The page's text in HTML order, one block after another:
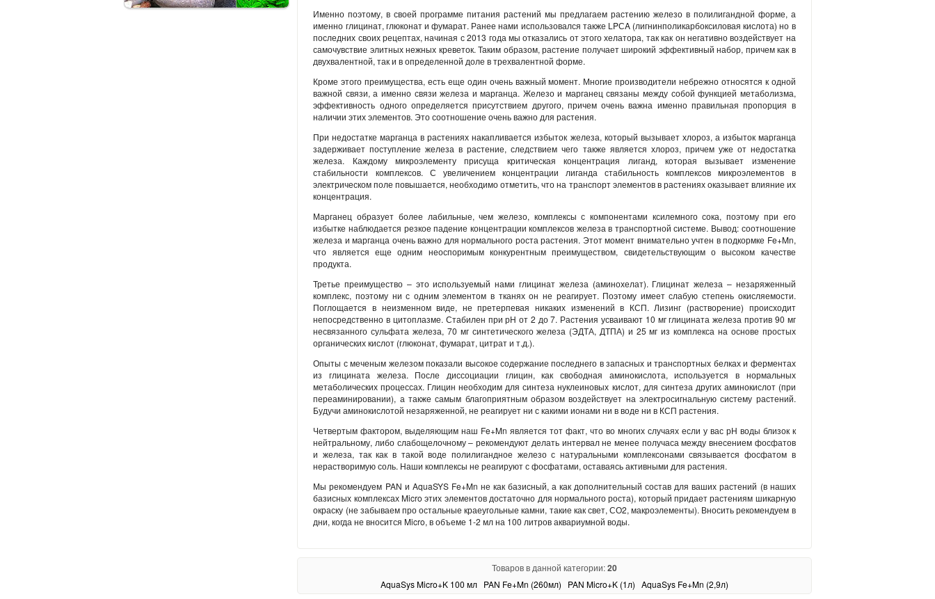
Именно поэтому, в своей программе питания растений мы предлагаем растению железо в полилигандной форме, а
именно глицинат, глюконат и фумарат. Ранее нами использовался также LPСA (лигнинполикарбоксиловая кислота) но в
последних своих рецептах, начиная с 2013 года мы отказались от этого хелатора, так как он негативно воздействует на
самочувствие элитных нежных креветок. Таким образом, растение получает широкий эффективный набор, причем как в
двухвалентной, так и в определенной доле в трехвалентной форме.
Кроме этого преимущества, есть еще один очень важный момент. Многие производители небрежно относятся к одной
важной связи, а именно связи железа и марганца. Железо и марганец связаны между собой функцией метаболизма,
эффективность одного определяется присутствием другого, причем очень важна именно правильная пропорция в
наличии этих элементов. Это соотношение очень важно для растения.
При недостатке марганца в растениях накапливается избыток железа, который вызывает хлороз, а избыток марганца
задерживает поступление железа в растение, следствием чего также является хлороз, причем уже от недостатка
железа. Каждому микроэлементу присуща критическая концентрация лиганд, которая вызывает изменение
стабильности комплексов. С увеличением концентрации лиганда стабильность комплексов микроэлементов в
электрическом поле повышается, необходимо отметить, что на транспорт элементов в растениях оказывает влияние их
концентрация.
Марганец образует более лабильные, чем железо, комплексы с компонентами ксилемного сока, поэтому при его
избытке наблюдается резкое падение концентрации комплексов железа в транспортной системе. Вывод: соотношение
железа и марганца очень важно для нормального роста растения. Этот момент внимательно учтен в подкормке Fe+Mn,
что является еще одним неоспоримым конкурентным преимуществом, свидетельствующим о высоком качестве
продукта.
Третье преимущество – это используемый нами глицинат железа (аминохелат). Глицинат железа – незаряженный
комплекс, поэтому ни с одним элементом в тканях он не реагирует. Поэтому имеет слабую степень окисляемости.
Поглощается в неизменном виде, не претерпевая никаких изменений в КСП. Лизинг (растворение) происходит
непосредственно в цитоплазме. Стабилен при рН от 2 до 7. Растения усваивают 10 мг глицината железа против 90 мг
несвязанного сульфата железа, 70 мг синтетического железа (ЭДТА, ДТПА) и 25 мг из комплекса на основе простых
органических кислот (глюконат, фумарат, цитрат и т.д.).
Опыты с меченым железом показали высокое содержание последнего в запасных и транспортных белках и ферментах
из глицината железа. После диссоциации глицин, как свободная аминокислота, используется в нормальных
метаболических процессах. Глицин необходим для синтеза нуклеиновых кислот, для синтеза других аминокислот (при
переаминировании), а также самым благоприятным образом воздействует на электросигнальную систему растений.
Будучи аминокислотой незаряженной, не реагирует ни с какими ионами ни в воде ни в КСП растения.
Четвертым фактором, выделяющим наш Fe+Mn является тот факт, что во многих случаях если у вас рН воды близок к
нейтральному, либо слабощелочному – рекомендуют делать интервал не менее получаса между внесением фосфатов
и железа, так как в такой воде полилигандное железо с натуральными комплексонами связывается фосфатом в
нерастворимую соль. Наши комплексы не реагируют с фосфатами, оставаясь активными для растения.
Мы рекомендуем PAN и AquaSYS Fe+Mn не как базисный, а как дополнительный состав для ваших растений (в наших
базисных комплексах Micro этих элементов достаточно для нормального роста), который придает растениям шикарную
окраску (не забываем про остальные краеугольные камни, такие как свет, СО2, макроэлементы). Вносить рекомендуем в
дни, когда не вносится Micro, в объеме 1-2 мл на 100 литров аквариумной воды.
Товаров в данной категории:20
AquaSys Micro+K 100 мл PAN Fe+Mn (260мл) PAN Micro+K (1л) AquaSys Fe+Mn (2,9л)